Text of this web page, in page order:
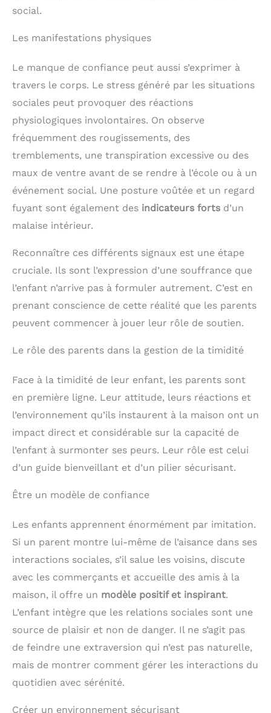
social.
Les manifestations physiques
Le manque de confiance peut aussi s’exprimer à
travers le corps. Le stress généré par les situations
sociales peut provoquer des réactions
physiologiques involontaires. On observe
fréquemment des rougissements, des
tremblements, une transpiration excessive ou des
maux de ventre avant de se rendre à l’école ou à un
événement social. Une posture voûtée et un regard
fuyant sont également des indicateurs forts d’un
malaise intérieur.
Reconnaître ces différents signaux est une étape
cruciale. Ils sont l’expression d’une souffrance que
l’enfant n’arrive pas à formuler autrement. C’est en
prenant conscience de cette réalité que les parents
peuvent commencer à jouer leur rôle de soutien.
Le rôle des parents dans la gestion de la timidité
Face à la timidité de leur enfant, les parents sont
en première ligne. Leur attitude, leurs réactions et
l’environnement qu’ils instaurent à la maison ont un
impact direct et considérable sur la capacité de
l’enfant à surmonter ses peurs. Leur rôle est celui
d’un guide bienveillant et d’un pilier sécurisant.
Être un modèle de confiance
Les enfants apprennent énormément par imitation.
Si un parent montre lui-même de l’aisance dans ses
interactions sociales, s’il salue les voisins, discute
avec les commerçants et accueille des amis à la
maison, il offre un modèle positif et inspirant.
L’enfant intègre que les relations sociales sont une
source de plaisir et non de danger. Il ne s’agit pas
de feindre une extraversion qui n’est pas naturelle,
mais de montrer comment gérer les interactions du
quotidien avec sérénité.
Créer un environnement sécurisant